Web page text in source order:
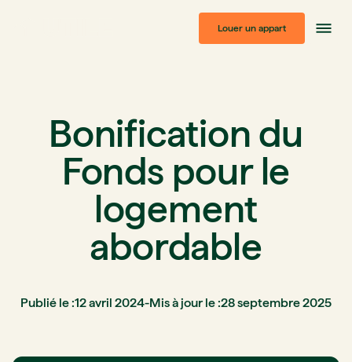
Louer un appart
Bonification du
Fonds pour le
logement
abordable
Publié le :12 avril 2024-Mis à jour le :28 septembre 2025